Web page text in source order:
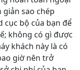
giản sao chép
cục bộ của bạn để
không có gì được
khách này là có
giờ nên trở